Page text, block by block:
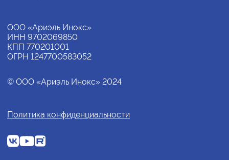
ООО «Ариэль Инокс»
ИНН 9702069850
КПП 770201001
ОГРН 1247700583052
© ООО «Ариэль Инокс» 2024
Политика конфиденциальности